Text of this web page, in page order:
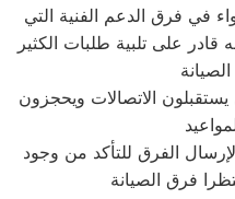
في فرق الدعم الفنية التي
على تلبية طلبات الكثير
الاتصالات ويحجزون
الفرق للتأكد من وجود
فرق الصيانة